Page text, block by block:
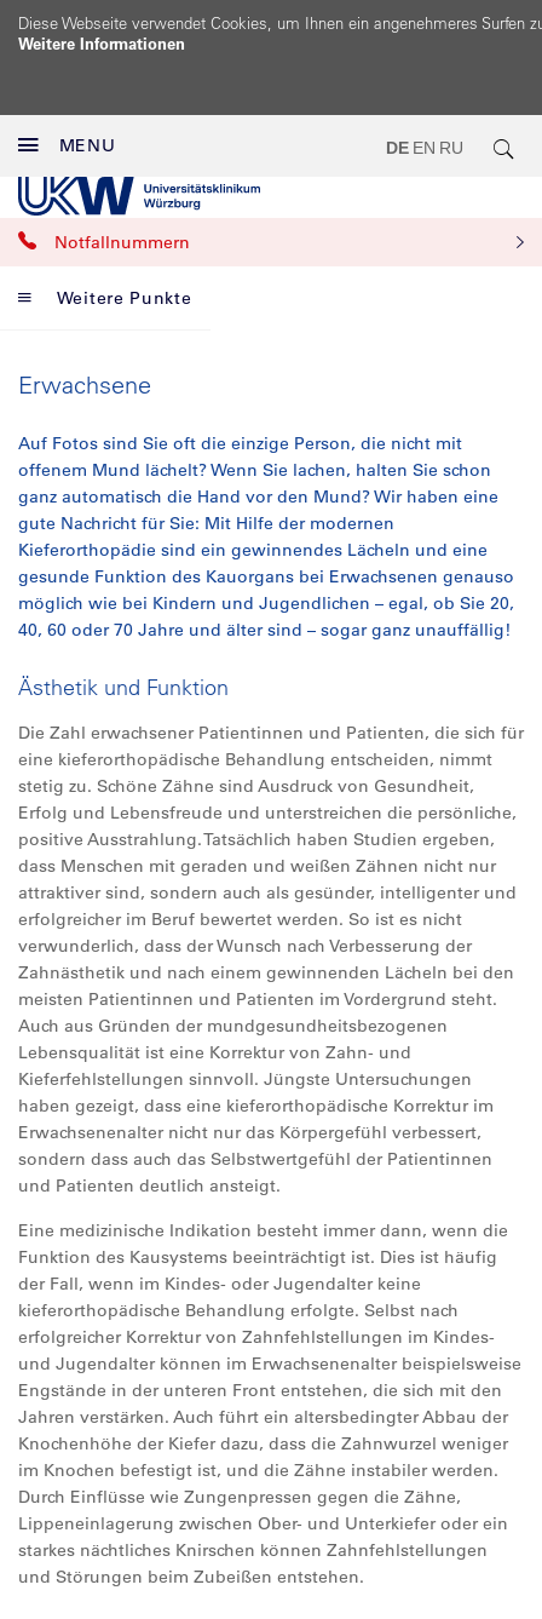
Diese Webseite verwendet Cookies, um Ihnen ein angenehmeres Surfen
Weitere Informationen
MENU DE EN RU
Notfallnummern
Weitere Punkte
Erwachsene
Auf Fotos sind Sie oft die einzige Person, die nicht mit
offenem Mund lächelt? Wenn Sie lachen, halten Sie schon
ganz automatisch die Hand vor den Mund? Wir haben eine
gute Nachricht für Sie: Mit Hilfe der modernen
Kieferorthopädie sind ein gewinnendes Lächeln und eine
gesunde Funktion des Kauorgans bei Erwachsenen genauso
möglich wie bei Kindern und Jugendlichen – egal, ob Sie 20,
40, 60 oder 70 Jahre und älter sind – sogar ganz unauffällig!
Ästhetik und Funktion
Die Zahl erwachsener Patientinnen und Patienten, die sich für
eine kieferorthopädische Behandlung entscheiden, nimmt
stetig zu. Schöne Zähne sind Ausdruck von Gesundheit,
Erfolg und Lebensfreude und unterstreichen die persönliche,
positive Ausstrahlung. Tatsächlich haben Studien ergeben,
dass Menschen mit geraden und weißen Zähnen nicht nur
attraktiver sind, sondern auch als gesünder, intelligenter und
erfolgreicher im Beruf bewertet werden. So ist es nicht
verwunderlich, dass der Wunsch nach Verbesserung der
Zahnästhetik und nach einem gewinnenden Lächeln bei den
meisten Patientinnen und Patienten im Vordergrund steht.
Auch aus Gründen der mundgesundheitsbezogenen
Lebensqualität ist eine Korrektur von Zahn- und
Kieferfehlstellungen sinnvoll. Jüngste Untersuchungen
haben gezeigt, dass eine kieferorthopädische Korrektur im
Erwachsenenalter nicht nur das Körpergefühl verbessert,
sondern dass auch das Selbstwertgefühl der Patientinnen
und Patienten deutlich ansteigt.
Eine medizinische Indikation besteht immer dann, wenn die
Funktion des Kausystems beeinträchtigt ist. Dies ist häufig
der Fall, wenn im Kindes- oder Jugendalter keine
kieferorthopädische Behandlung erfolgte. Selbst nach
erfolgreicher Korrektur von Zahnfehlstellungen im Kindes-
und Jugendalter können im Erwachsenenalter beispielsweise
Engstände in der unteren Front entstehen, die sich mit den
Jahren verstärken. Auch führt ein altersbedingter Abbau der
Knochenhöhe der Kiefer dazu, dass die Zahnwurzel weniger
im Knochen befestigt ist, und die Zähne instabiler werden.
Durch Einflüsse wie Zungenpressen gegen die Zähne,
Lippeneinlagerung zwischen Ober- und Unterkiefer oder ein
starkes nächtliches Knirschen können Zahnfehlstellungen
und Störungen beim Zubeißen entstehen.